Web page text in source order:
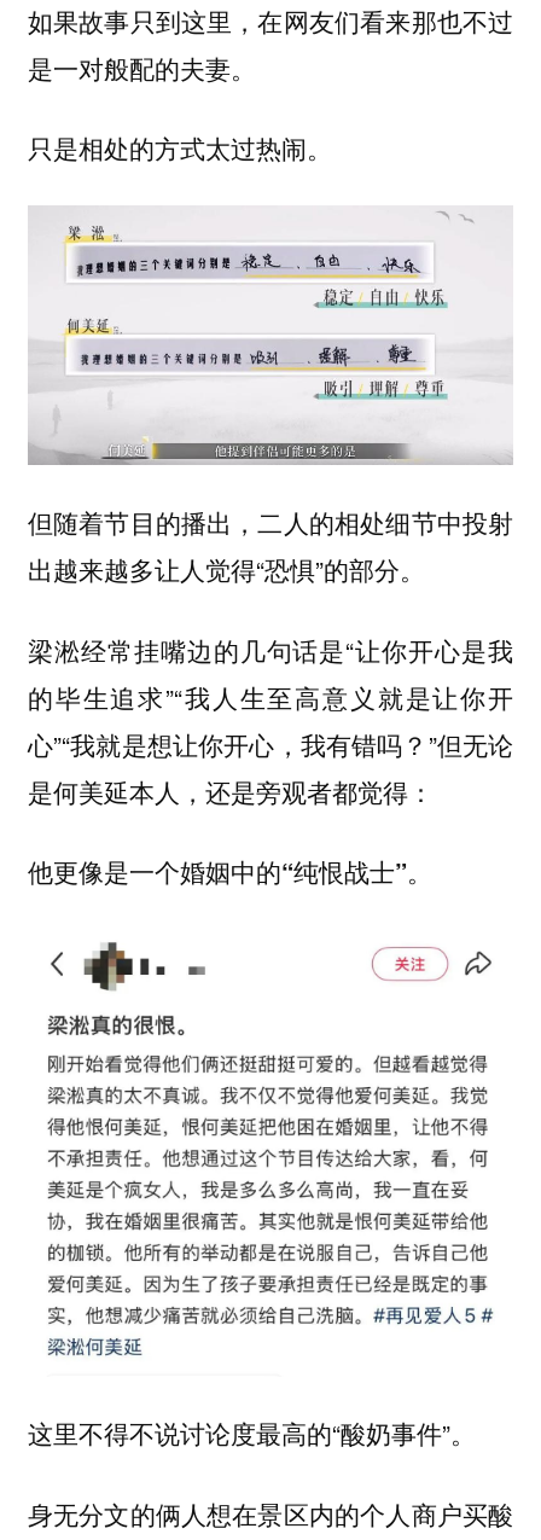
如果故事只到这里，在网友们看来那也不过
是一对般配的夫妻。
只是相处的方式太过热闹。
但随着节目的播出，二人的相处细节中投射
出越来越多让人觉得“恐惧”的部分。
梁淞经常挂嘴边的几句话是“让你开心是我
的毕生追求”“我人生至高意义就是让你开
心”“我就是想让你开心，我有错吗？”但无论
是何美延本人，还是旁观者都觉得：
他更像是一个婚姻中的“纯恨战士”。
这里不得不说讨论度最高的“酸奶事件”。
身无分文的俩人想在景区内的个人商户买酸